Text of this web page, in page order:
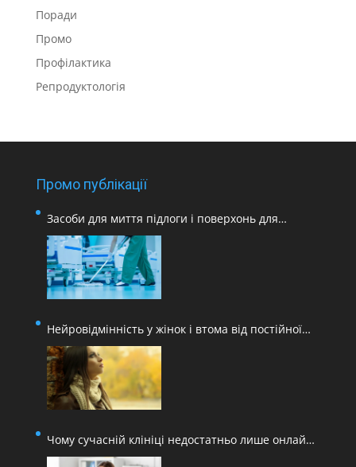
Поради
Промо
Профілактика
Репродуктологія
Промо публікації
Засоби для миття підлоги і поверхонь для
медичних закладів
Нейровідмінність у жінок і втома від постійної
адаптації
Чому сучасній клініці недостатньо лише онлайн-
запису